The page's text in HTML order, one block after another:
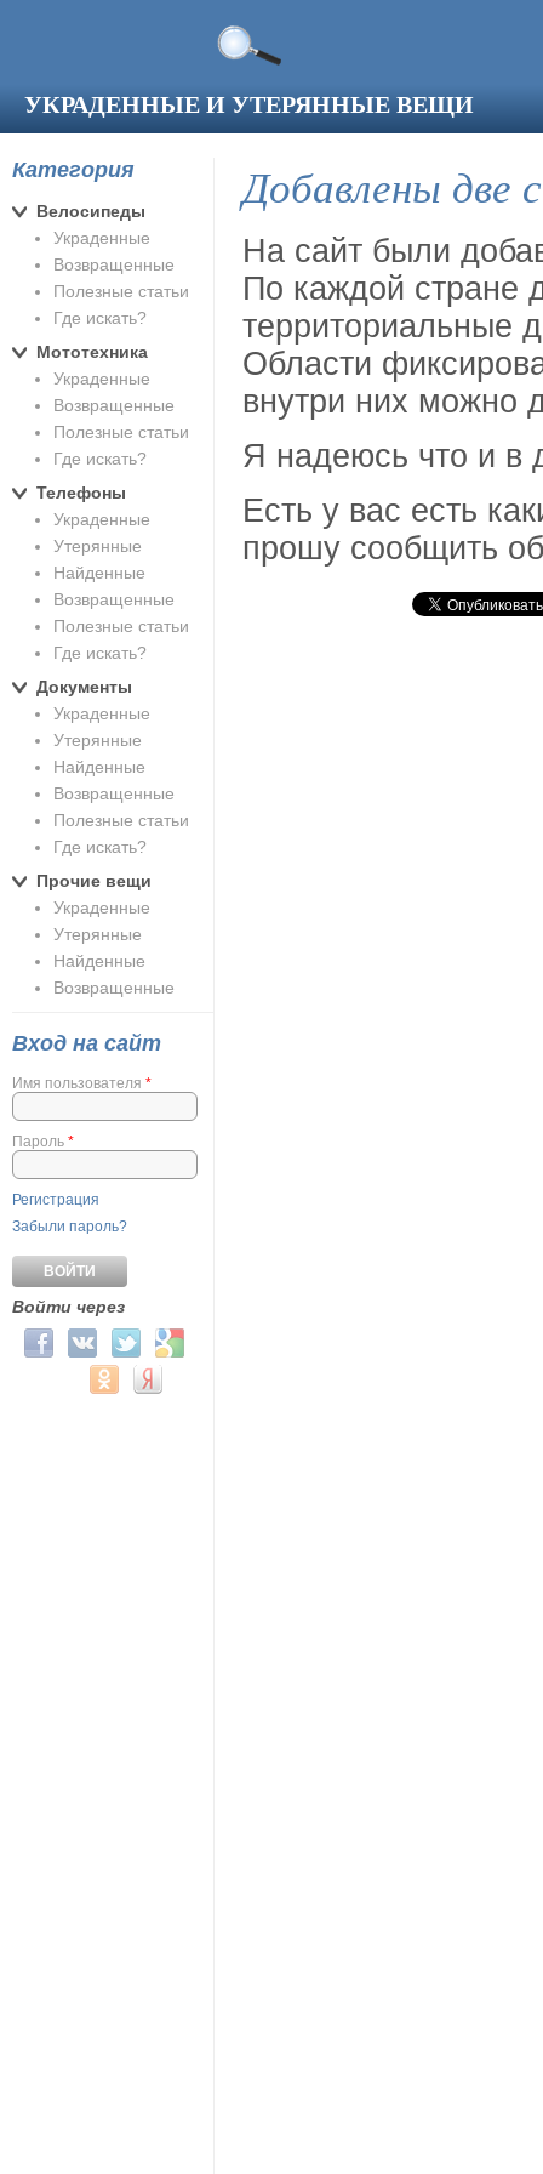
УКРАДЕННЫЕ И УТЕРЯННЫЕ ВЕЩИ
Добавлены две
На сайт были
По каждой стране
территориальные
Области
внутри них можно
Я надеюсь что и в
Есть у вас есть
прошу сообщить
Категория
Велосипеды
Украденные
Возвращенные
Полезные статьи
Где искать?
Мототехника
Украденные
Возвращенные
Полезные статьи
Где искать?
Телефоны
Украденные
Утерянные
Найденные
Возвращенные
Полезные статьи
Где искать?
Документы
Украденные
Утерянные
Найденные
Возвращенные
Полезные статьи
Где искать?
Прочие вещи
Украденные
Утерянные
Найденные
Возвращенные
Вход на сайт
Имя пользователя *
Пароль *
Регистрация
Забыли пароль?
Войти через
Login with Facebook
Login with ВКонтакте
Login with Twitter
Login with Google
Login with Mail.ru
Login with Одноклассники
Login with Яндекс